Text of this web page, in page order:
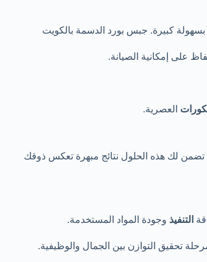
بسهولة كبيرة. جبس بورد الدسمة بالكويت
على إمكانية الصيانة.
العصرية.
تضمن لك هذه الحلول نتائج مبهرة تعكس ذوقك
التنفيذ وجودة المواد المستخدمة.
تحقيق التوازن بين الجمال والوظيفية.